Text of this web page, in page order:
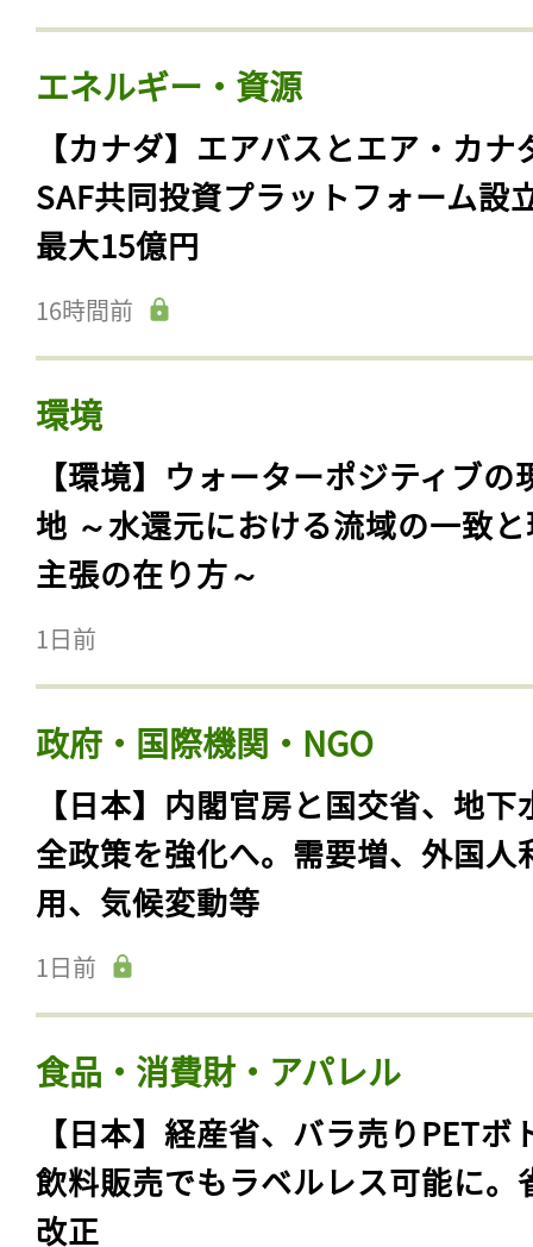
エネルギー・資源
【カナダ】エアバスとエア・カナ
SAF共同投資プラットフォーム設
最大15億円
16時間前
環境
【環境】ウォーターポジティブの
地 ～水還元における流域の一致
主張の在り方～
1日前
政府・国際機関・NGO
【日本】内閣官房と国交省、地下
全政策を強化へ。需要増、外国人
用、気候変動等
1日前
食品・消費財・アパレル
【日本】経産省、バラ売りPETボ
飲料販売でもラベルレス可能に。
改正